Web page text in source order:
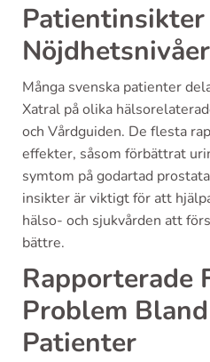
Patientinsikter
Nöjdhetsnivåer
Många svenska patienter
Xatral på olika
och Vårdguiden. De flesta
effekter, såsom förbättrat
symtom på godartad
insikter är viktigt för att
hälso- och sjukvården att
bättre.
Rapporterade
Problem
Patienter